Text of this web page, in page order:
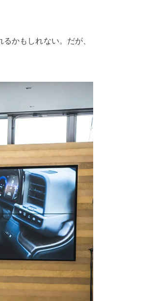
かもしれない。だが、